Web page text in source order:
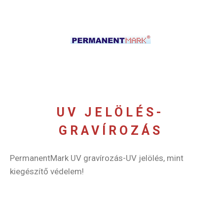
UV JELÖLÉS-
GRAVÍROZÁS
PermanentMark UV gravírozás-UV jelölés, mint
kiegészítő védelem!